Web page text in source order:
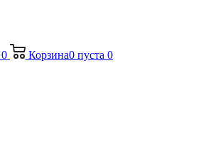
0 Корзина0 пуста 0